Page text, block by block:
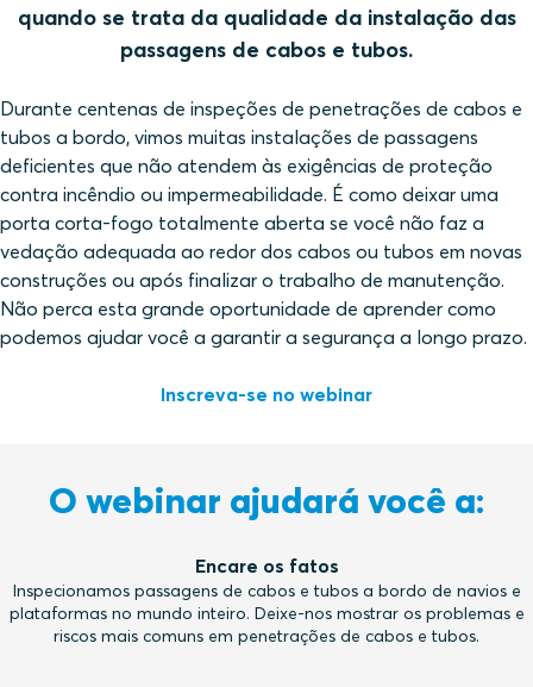
quando se trata da qualidade da instalação das
passagens de cabos e tubos.
Durante centenas de inspeções de penetrações de cabos e
tubos a bordo, vimos muitas instalações de passagens
deficientes que não atendem às exigências de proteção
contra incêndio ou impermeabilidade. É como deixar uma
porta corta-fogo totalmente aberta se você não faz a
vedação adequada ao redor dos cabos ou tubos em novas
construções ou após finalizar o trabalho de manutenção.
Não perca esta grande oportunidade de aprender como
podemos ajudar você a garantir a segurança a longo prazo.
Inscreva-se no webinar
O webinar ajudará você a:
Encare os fatos
Inspecionamos passagens de cabos e tubos a bordo de navios e
plataformas no mundo inteiro. Deixe-nos mostrar os problemas e
riscos mais comuns em penetrações de cabos e tubos.